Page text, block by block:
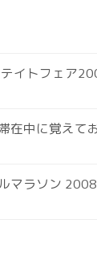
イトフェア
在中に覚えて
マラソン 2008